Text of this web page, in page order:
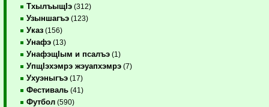
ТхылъыщIэ (312)
Узыншагъэ (123)
Указ (156)
Унафэ (13)
УнафэщIым и псалъэ (1)
УпщIэхэмрэ жэуапхэмрэ (7)
Ухуэныгъэ (17)
Фестиваль (41)
Футбол (590)